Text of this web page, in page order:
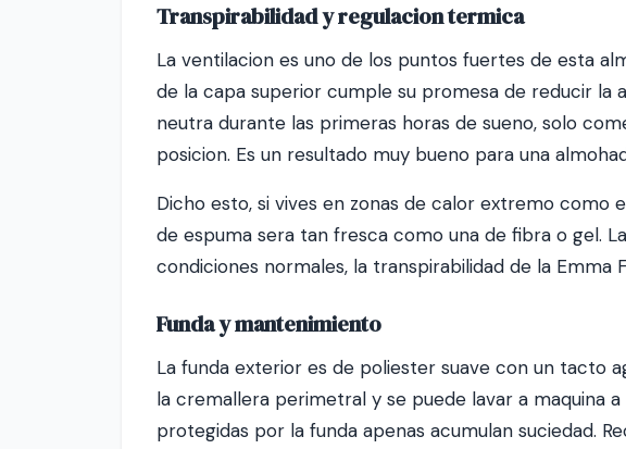
Transpirabilidad y regulacion termica
La ventilacion es uno de los puntos fuertes de esta
de la capa superior cumple su promesa de reducir la
neutra durante las primeras horas de sueno, solo
posicion. Es un resultado muy bueno para una
Dicho esto, si vives en zonas de calor extremo como
de espuma sera tan fresca como una de fibra o gel.
condiciones normales, la transpirabilidad de la Emma
Funda y mantenimiento
La funda exterior es de poliester suave con un tacto
la cremallera perimetral y se puede lavar a maquina
protegidas por la funda apenas acumulan suciedad.